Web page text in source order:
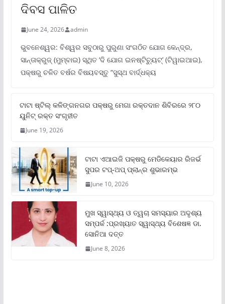
ଦିବସ ପାଳିତ
June 24, 2026 admin
ଭୁବନେଶ୍ୱର: ବିଶ୍ୱର ସବୁଠାରୁ ପୁରୁଣା ସଂଗଠିତ ଯୋଗ କେନ୍ଦ୍ର,
ସାନ୍ତାକ୍ରୁଜ୍ (ମୁମ୍ବାଇ) ସ୍ଥିତ ‘ଦି ଯୋଗ ଇନଷ୍ଟିଚ୍ୟୁଟ୍‌’ (ଟିୱାଇଆଇ),
ପକ୍ଷରୁ ଚଳିତ ବର୍ଷର ବିଷୟବସ୍ତୁ “ସୁସ୍ଥ ବାର୍ଦ୍ଧକ୍ୟ
ଟାଟା ଷ୍ଟିଲ୍‌ କଳିଙ୍ଗନଗର ପକ୍ଷରୁ ମେଗା ରକ୍ତଦାନ ଶିବିରରେ ୨୮୦
ୟୁନିଟ୍‌ ରକ୍ତ ସଂଗୃହୀତ
June 19, 2026
ଟାଟା ଏଆଇଜି ପକ୍ଷରୁ ମେଡିକେୟାର ରିଜର୍ଭ
ସୁପର ଟପ୍‌-ଅପ୍ ପ୍ଲାନ୍‌ର ଶୁଭାରମ୍ଭ
June 10, 2026
ମୁଖ ସ୍ୱାସ୍ଥ୍ୟ ଓ ତ୍ୱଚା ସମସ୍ୟାର ଅଦୃଶ୍ୟ
ସମ୍ପର୍କ :ପ୍ରଖ୍ୟାତ ସ୍ୱାସ୍ଥ୍ୟ ବିଶେଷଜ୍ଞ ଡା.
ସୋନିଆ ଦତ୍ତ
June 8, 2026